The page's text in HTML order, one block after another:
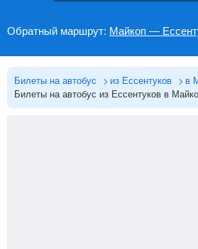
Обратный маршрут: Майкоп —
Билеты на автобус из Ессентуков
в
Билеты на автобус из Ессентуков в